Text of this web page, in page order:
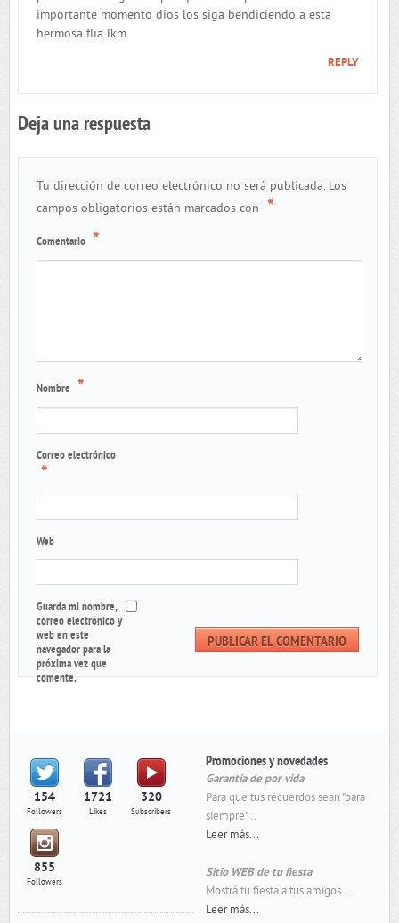
importante momento dios los siga bendiciendo a esta
hermosa flia lkm
REPLY
Deja una respuesta
Tu dirección de correo electrónico no será publicada. Los
campos obligatorios están marcados con *
Comentario *
Nombre *
Correo electrónico
*
Web
Guarda mi nombre,
correo electrónico y
web en este
navegador para la
próxima vez que
comente.
154
Followers
1721
Likes
320
Subscribers
855
Followers
Promociones y novedades
Garantía de por vida
Para que tus recuerdos sean "para
siempre"...
Leer más...
Sitio WEB de tu fiesta
Mostrá tu fiesta a tus amigos...
Leer más...